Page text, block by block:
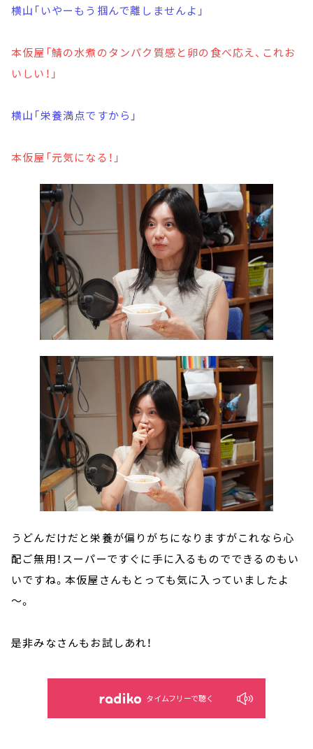
横山「いやーもう掴んで離しませんよ」
本仮屋「鯖の水煮のタンパク質感と卵の食べ応え、これお
いしい！」
横山「栄養満点ですから」
本仮屋「元気になる！」
うどんだけだと栄養が偏りがちになりますがこれなら心
配ご無用！スーパーですぐに手に入るものでできるのもい
いですね。本仮屋さんもとっても気に入っていましたよ
～。
是非みなさんもお試しあれ！
タイムフリーで聴く